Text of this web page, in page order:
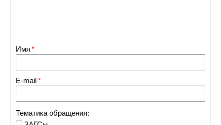
Имя
E-mail
Тематика обращения: